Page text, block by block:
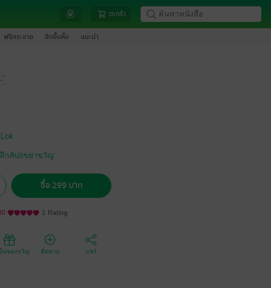
ตะกร้า
ฟรีกระจาย ฮิตขึ้นหิ้ง แนะนำ
กลับ/เขย่าขวัญ
ซื้อ 299 บาท
1 Rating
นของขวัญ ติดตาม แชร์